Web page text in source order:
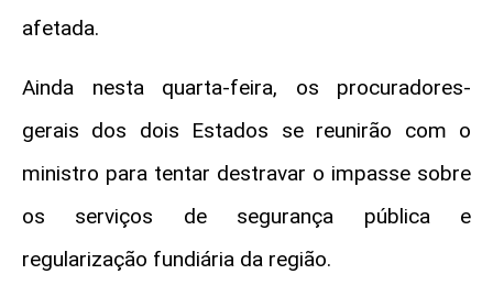
afetada.
Ainda nesta quarta-feira, os procuradores-
gerais dos dois Estados se reunirão com o
ministro para tentar destravar o impasse sobre
os serviços de segurança pública e
regularização fundiária da região.